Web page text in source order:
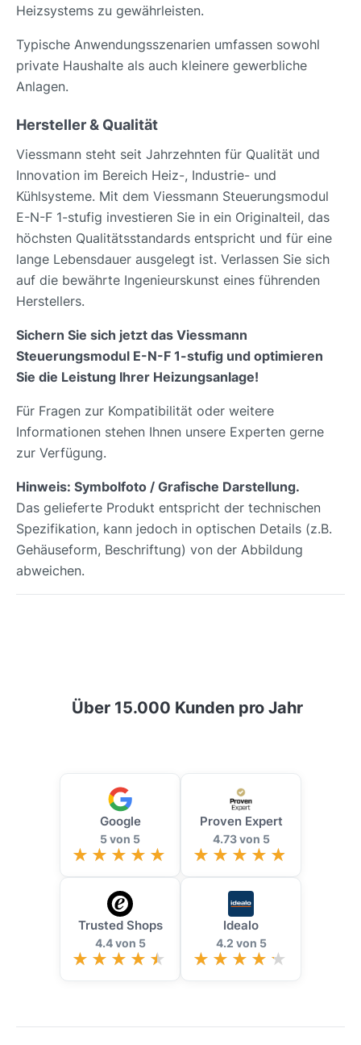
Heizsystems zu gewährleisten.
Typische Anwendungsszenarien umfassen sowohl
private Haushalte als auch kleinere gewerbliche
Anlagen.
Hersteller & Qualität
Viessmann steht seit Jahrzehnten für Qualität und
Innovation im Bereich Heiz-, Industrie- und
Kühlsysteme. Mit dem Viessmann Steuerungsmodul
E-N-F 1-stufig investieren Sie in ein Originalteil, das
höchsten Qualitätsstandards entspricht und für eine
lange Lebensdauer ausgelegt ist. Verlassen Sie sich
auf die bewährte Ingenieurskunst eines führenden
Herstellers.
Sichern Sie sich jetzt das Viessmann
Steuerungsmodul E-N-F 1-stufig und optimieren
Sie die Leistung Ihrer Heizungsanlage!
Für Fragen zur Kompatibilität oder weitere
Informationen stehen Ihnen unsere Experten gerne
zur Verfügung.
Hinweis: Symbolfoto / Grafische Darstellung.
Das gelieferte Produkt entspricht der technischen
Spezifikation, kann jedoch in optischen Details (z.B.
Gehäuseform, Beschriftung) von der Abbildung
abweichen.
Über 15.000 Kunden pro Jahr
Google
5 von 5
Proven Expert
4.73 von 5
Trusted Shops
4.4 von 5
Idealo
4.2 von 5